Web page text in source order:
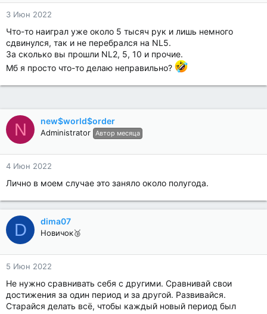
3 Июн 2022
Что-то наиграл уже около 5 тысяч рук и лишь немного
сдвинулся, так и не перебрался на NL5.
За сколько вы прошли NL2, 5, 10 и прочие.
Мб я просто что-то делаю неправильно?
N new$world$order
Administrator Автор месяца
4 Июн 2022
Лично в моем случае это заняло около полугода.
D dima07
Новичок🥉
5 Июн 2022
Не нужно сравнивать себя с другими. Сравнивай свои
достижения за один период и за другой. Развивайся.
Старайся делать всё, чтобы каждый новый период был